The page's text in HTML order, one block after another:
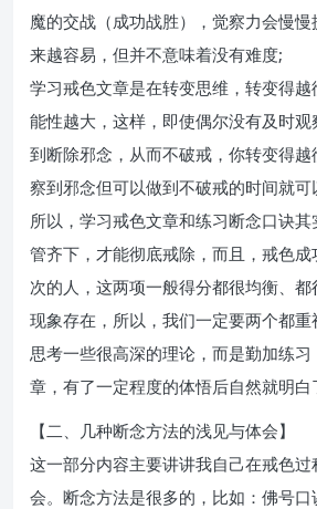
魔的交战（成功战胜），觉察力会慢
来越容易，但并不意味着没有难度;
学习戒色文章是在转变思维，转变得
能性越大，这样，即使偶尔没有及时
到断除邪念，从而不破戒，你转变得
察到邪念但可以做到不破戒的时间就可
所以，学习戒色文章和练习断念口诀
管齐下，才能彻底戒除，而且，戒色
次的人，这两项一般得分都很均衡、
现象存在，所以，我们一定要两个都
思考一些很高深的理论，而是勤加练
章，有了一定程度的体悟后自然就明白
【二、几种断念方法的浅见与体会】
这一部分内容主要讲讲我自己在戒色
会。断念方法是很多的，比如：佛号